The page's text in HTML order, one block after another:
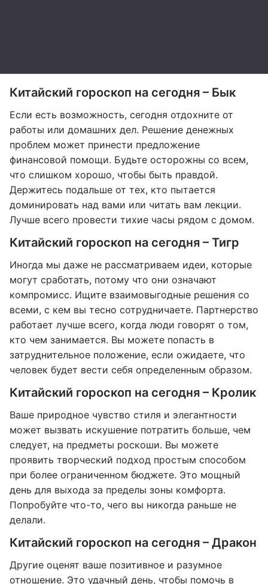
Китайский гороскоп на сегодня – Бык
Если есть возможность, сегодня отдохните от
работы или домашних дел. Решение денежных
проблем может принести предложение
финансовой помощи. Будьте осторожны со всем,
что слишком хорошо, чтобы быть правдой.
Держитесь подальше от тех, кто пытается
доминировать над вами или читать вам лекции.
Лучше всего провести тихие часы рядом с домом.
Китайский гороскоп на сегодня – Тигр
Иногда мы даже не рассматриваем идеи, которые
могут сработать, потому что они означают
компромисс. Ищите взаимовыгодные решения со
всеми, с кем вы тесно сотрудничаете. Партнерство
работает лучше всего, когда люди говорят о том,
кто чем занимается. Вы можете попасть в
затруднительное положение, если ожидаете, что
человек будет вести себя определенным образом.
Китайский гороскоп на сегодня – Кролик
Ваше природное чувство стиля и элегантности
может вызвать искушение потратить больше, чем
следует, на предметы роскоши. Вы можете
проявить творческий подход простым способом
при более ограниченном бюджете. Это мощный
день для выхода за пределы зоны комфорта.
Попробуйте что-то, чего вы никогда раньше не
делали.
Китайский гороскоп на сегодня – Дракон
Другие оценят ваше позитивное и разумное
отношение. Это удачный день, чтобы помочь в